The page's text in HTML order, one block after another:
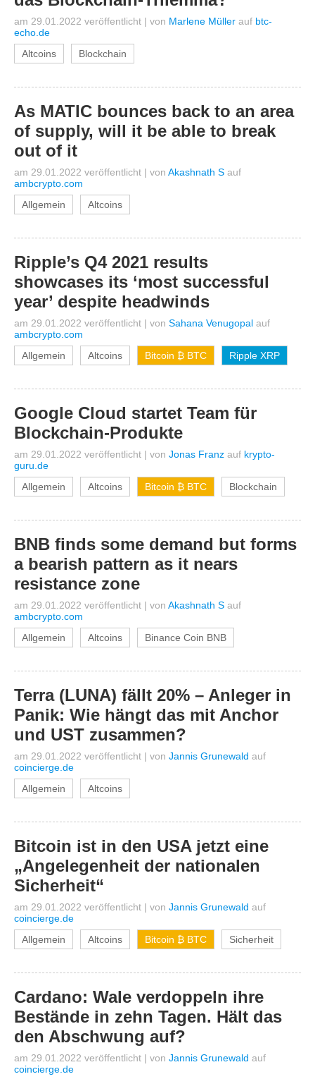
am 29.01.2022 veröffentlicht | von Marlene Müller auf btc-
echo.de
Altcoins
Blockchain
As MATIC bounces back to an area
of supply, will it be able to break
out of it
am 29.01.2022 veröffentlicht | von Akashnath S auf
ambcrypto.com
Allgemein
Altcoins
Ripple’s Q4 2021 results
showcases its ‘most successful
year’ despite headwinds
am 29.01.2022 veröffentlicht | von Sahana Venugopal auf
ambcrypto.com
Allgemein
Altcoins Bitcoin ₿ BTC Ripple XRP
Google Cloud startet Team für
Blockchain-Produkte
am 29.01.2022 veröffentlicht | von Jonas Franz auf krypto-
guru.de
Allgemein
Altcoins Bitcoin ₿ BTC Blockchain
BNB finds some demand but forms
a bearish pattern as it nears
resistance zone
am 29.01.2022 veröffentlicht | von Akashnath S auf
ambcrypto.com
Allgemein
Altcoins Binance Coin BNB
Terra (LUNA) fällt 20% – Anleger in
Panik: Wie hängt das mit Anchor
und UST zusammen?
am 29.01.2022 veröffentlicht | von Jannis Grunewald auf
coincierge.de
Allgemein
Altcoins
Bitcoin ist in den USA jetzt eine
„Angelegenheit der nationalen
Sicherheit“
am 29.01.2022 veröffentlicht | von Jannis Grunewald auf
coincierge.de
Allgemein
Altcoins Bitcoin ₿ BTC Sicherheit
Cardano: Wale verdoppeln ihre
Bestände in zehn Tagen. Hält das
den Abschwung auf?
am 29.01.2022 veröffentlicht | von Jannis Grunewald auf
coincierge.de